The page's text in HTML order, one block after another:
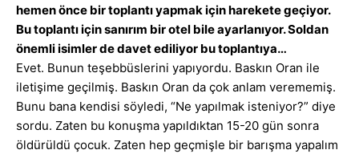
hemen önce bir toplantı yapmak için harekete geçiyor.
Bu toplantı için sanırım bir otel bile ayarlanıyor. Soldan
önemli isimler de davet ediliyor bu toplantıya…
Evet. Bunun teşebbüslerini yapıyordu. Baskın Oran ile
iletişime geçilmiş. Baskın Oran da çok anlam verememiş.
Bunu bana kendisi söyledi, “Ne yapılmak isteniyor?” diye
sordu. Zaten bu konuşma yapıldıktan 15-20 gün sonra
öldürüldü çocuk. Zaten hep geçmişle bir barışma yapalım